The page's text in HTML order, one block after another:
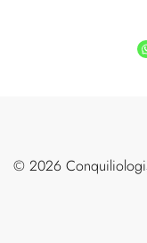
©️ 2026